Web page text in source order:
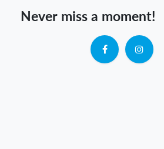
Never miss a moment!